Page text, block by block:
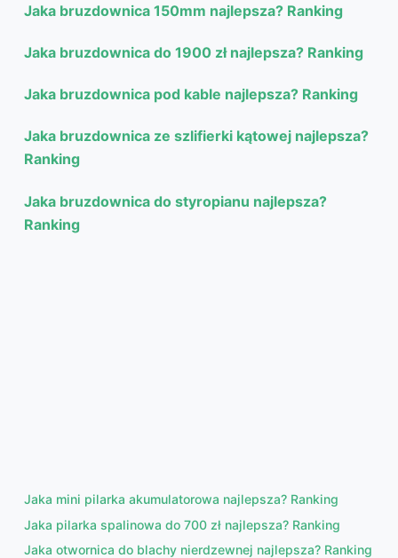
Jaka bruzdownica 150mm najlepsza? Ranking
Jaka bruzdownica do 1900 zł najlepsza? Ranking
Jaka bruzdownica pod kable najlepsza? Ranking
Jaka bruzdownica ze szlifierki kątowej najlepsza?
Ranking
Jaka bruzdownica do styropianu najlepsza?
Ranking
Jaka mini pilarka akumulatorowa najlepsza? Ranking
Jaka pilarka spalinowa do 700 zł najlepsza? Ranking
Jaka otwornica do blachy nierdzewnej najlepsza? Ranking